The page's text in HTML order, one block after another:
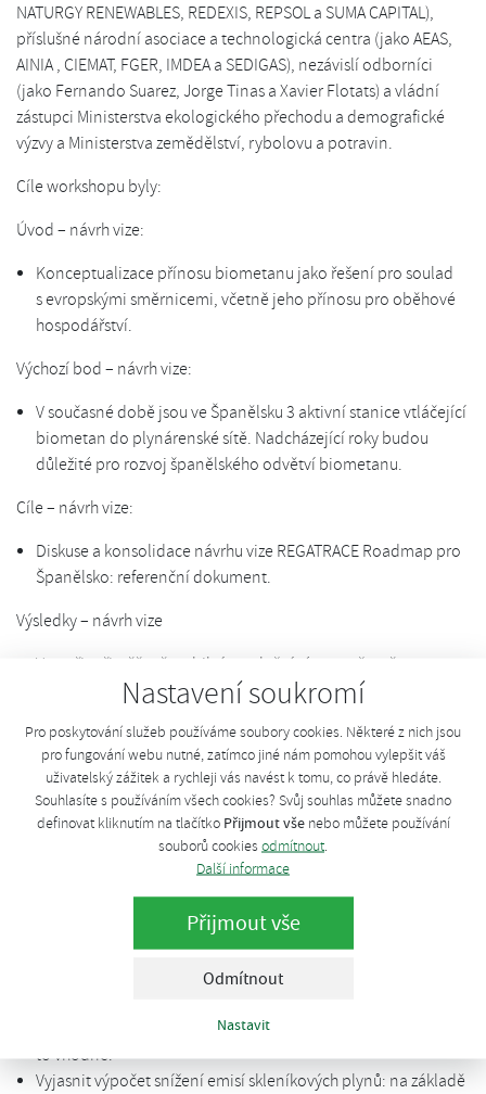
Nastavení soukromí
Pro poskytování služeb používáme soubory cookies. Některé z nich jsou
pro fungování webu nutné, zatímco jiné nám pomohou vylepšit váš
uživatelský zážitek a rychleji vás navést k tomu, co právě hledáte.
Souhlasíte s používáním všech cookies? Svůj souhlas můžete snadno
definovat kliknutím na tlačítko Přijmout všenebo můžete používání
souborů cookies odmítnout
Další informace
Přijmout vše
Odmítnout
Nastavit
NATURGY RENEWABLES, REDEXIS, REPSOL a SUMA CAPITAL),
příslušné národní asociace a technologická centra (jako AEAS,
AINIA , CIEMAT, FGER, IMDEA a SEDIGAS), nezávislí odborníci
(jako Fernando Suarez, Jorge Tinas a Xavier Flotats) a vládní
zástupci Ministerstva ekologického přechodu a demografické
výzvy a Ministerstva zemědělství, rybolovu a potravin.
Cíle workshopu byly:
Úvod – návrh vize:
Konceptualizace přínosu biometanu jako řešení pro soulad
s evropskými směrnicemi, včetně jeho přínosu pro oběhové
hospodářství.
Výchozí bod – návrh vize:
V současné době jsou ve Španělsku 3 aktivní stanice vtláčející
biometan do plynárenské sítě. Nadcházející roky budou
důležité pro rozvoj španělského odvětví biometanu.
Cíle – návrh vize:
Diskuse a konsolidace návrhu vize REGATRACE Roadmap pro
Španělsko: referenční dokument.
Výsledky – návrh vize
Vytvořit přiměřeně stabilní regulační rámec, včetně
upřesnění využití digestátu jako biohnojiva.
komercializace pro konečnou spotřebu.
Určit skutečný potenciál produkce biometanu.
Určit využití biometanu, upřednostnit demokratizaci
využívání obnovitelného plynu pro všechna odvětví (domácí,
komerční, průmyslový, v dopravě,…).
Určit skutečný potenciál pro produkci biometanu: všechny
relevantní suroviny jako zdroje, včetně následných plodin.
Zlepšení ziskovosti bioplynu + infrastruktury upgradingového
Urychleně zavést systém záruk původu biometanu, včetně
skleníkových plynů v procesu získávání bioplynu tam, kde je
to vhodné.
Vyjasnit výpočet snížení emisí skleníkových plynů: na základě